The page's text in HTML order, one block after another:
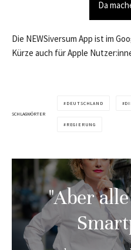
Da
Die NEWSiversum App ist im
Kürze auch für Apple
SCHLAGWÖRTER
DEUTSCHLAND
REGIERUNG
"Aber